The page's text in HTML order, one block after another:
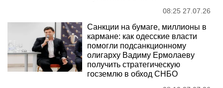
08:25 27.07.26
Санкции на бумаге, миллионы в
кармане: как одесские власти
помогли подсанкционному
олигарху Вадиму Ермолаеву
получить стратегическую
госземлю в обход СНБО